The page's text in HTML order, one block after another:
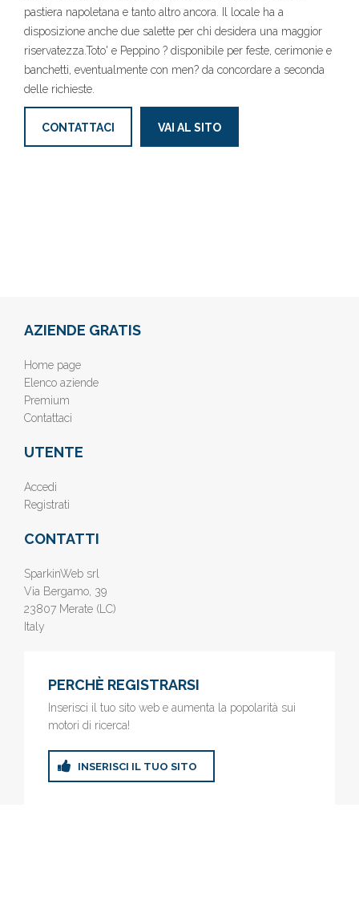
pastiera napoletana e tanto altro ancora. Il locale ha a
disposizione anche due salette per chi desidera una maggior
riservatezza.Toto' e Peppino ? disponibile per feste, cerimonie e
banchetti, eventualmente con men? da concordare a seconda
delle richieste.
CONTATTACI VAI AL SITO
AZIENDE GRATIS
Home page
Elenco aziende
Premium
Contattaci
UTENTE
Accedi
Registrati
CONTATTI
SparkinWeb srl
Via Bergamo, 39
23807 Merate (LC)
Italy
PERCHÈ REGISTRARSI
Inserisci il tuo sito web e aumenta la popolarità sui
motori di ricerca!
INSERISCI IL TUO SITO